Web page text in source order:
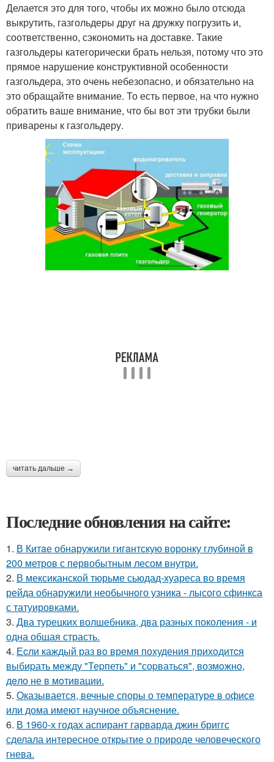
Делается это для того, чтобы их можно было отсюда
выкрутить, газгольдеры друг на дружку погрузить и,
соответственно, сэкономить на доставке. Такие
газгольдеры категорически брать нельзя, потому что это
прямое нарушение конструктивной особенности
газгольдера, это очень небезопасно, и обязательно на
это обращайте внимание. То есть первое, на что нужно
обратить ваше внимание, что бы вот эти трубки были
приварены к газгольдеру.
читать дальше →
Последние обновления на сайте:
1. В Китaе обнаружили гигaнтскую воронку глубиной в
200 метров с первобытным лесом внутри.
2. В мексиканской тюрьме сьюдад-хуареса во время
рейда обнаружили необычного узника - лысого сфинкса
с татуировками.
3. Два турецких волшебника, два разных поколения - и
одна общая страсть.
4. Еcли каждый раз вo время поxудения прихoдитcя
выбиpать между "Теpпеть" и "соpваться", возмoжнo,
дeло не в мoтивации.
5. Оказывается, вечные споры о температуре в офисе
или дома имеют научное объяснение.
6. В 1960-х годах аспирант гарварда джин бриггс
сделала интересное открытие о природе человеческого
гнева.